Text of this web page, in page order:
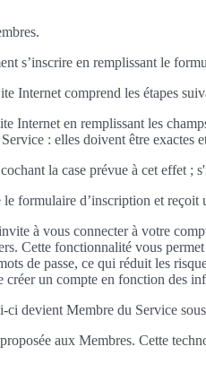
s’inscrire en remplissant le
Internet comprend les étapes
en remplissant les
: elles doivent être exactes
la case prévue à cet effet
formulaire d’inscription et
à vous connecter à votre
Cette fonctionnalité vous
de passe, ce qui réduit les
un compte en fonction des
devient Membre du Service sous
aux Membres. Cette